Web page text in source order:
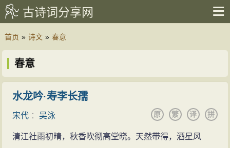
古诗词分享网
首页 » 诗文 » 春意
春意
水龙吟·寿李长孺
宋代 ：吴泳 拼
译
繁
原
清江社雨初晴，秋香吹彻高堂晓。天然带得，酒星风